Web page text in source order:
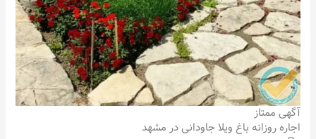
آگهی ممتاز
اجاره روزانه باغ ویلا جاودانی در مشهد